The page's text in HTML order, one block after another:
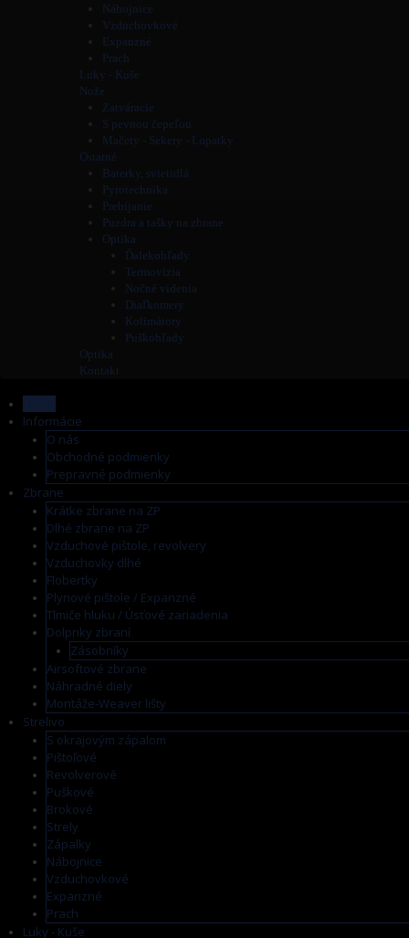
Nábojnice
Vzduchovkové
Expanzné
Prach
Luky - Kuše
Nože
Zatváracie
S pevnou čepeľou
Mačety - Sekery - Lopatky
Ostatné
Baterky, svietidlá
Pyrotechnika
Prebíjanie
Puzdra a tašky na zbrane
Optika
Ďalekohľady
Termovízia
Nočné videnia
Diaľkomery
Kolimátory
Puškohľady
Optika
Kontakt
Informácie
O nás
Obchodné podmienky
Prepravné podmienky
Zbrane
Krátke zbrane na ZP
Dlhé zbrane na ZP
Vzduchové pištole, revolvery
Vzduchovky dlhé
Flobertky
Plynové pištole / Expanzné
Tlmiče hluku / Úsťové zariadenia
Dolpnky zbraní
Zásobníky
Airsoftové zbrane
Náhradné diely
Montáže-Weaver lišty
Strelivo
S okrajovým zápalom
Pištoľové
Revolverové
Puškové
Brokové
Strely
Zápalky
Nábojnice
Vzduchovkové
Expanzné
Prach
Luky - Kuše